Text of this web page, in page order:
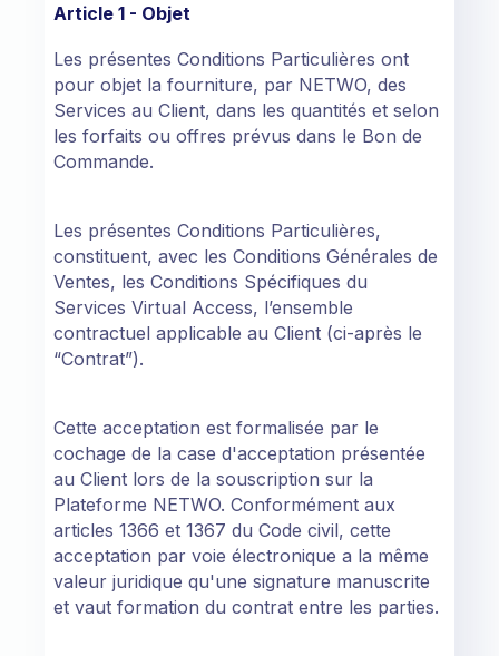
Article 1 - Objet
Les présentes Conditions Particulières ont
pour objet la fourniture, par NETWO, des
Services au Client, dans les quantités et selon
les forfaits ou offres prévus dans le Bon de
Commande.
Les présentes Conditions Particulières,
constituent, avec les Conditions Générales de
Ventes, les Conditions Spécifiques du
Services Virtual Access, l’ensemble
contractuel applicable au Client (ci-après le
“Contrat”).
Cette acceptation est formalisée par le
cochage de la case d'acceptation présentée
au Client lors de la souscription sur la
Plateforme NETWO. Conformément aux
articles 1366 et 1367 du Code civil, cette
acceptation par voie électronique a la même
valeur juridique qu'une signature manuscrite
et vaut formation du contrat entre les parties.